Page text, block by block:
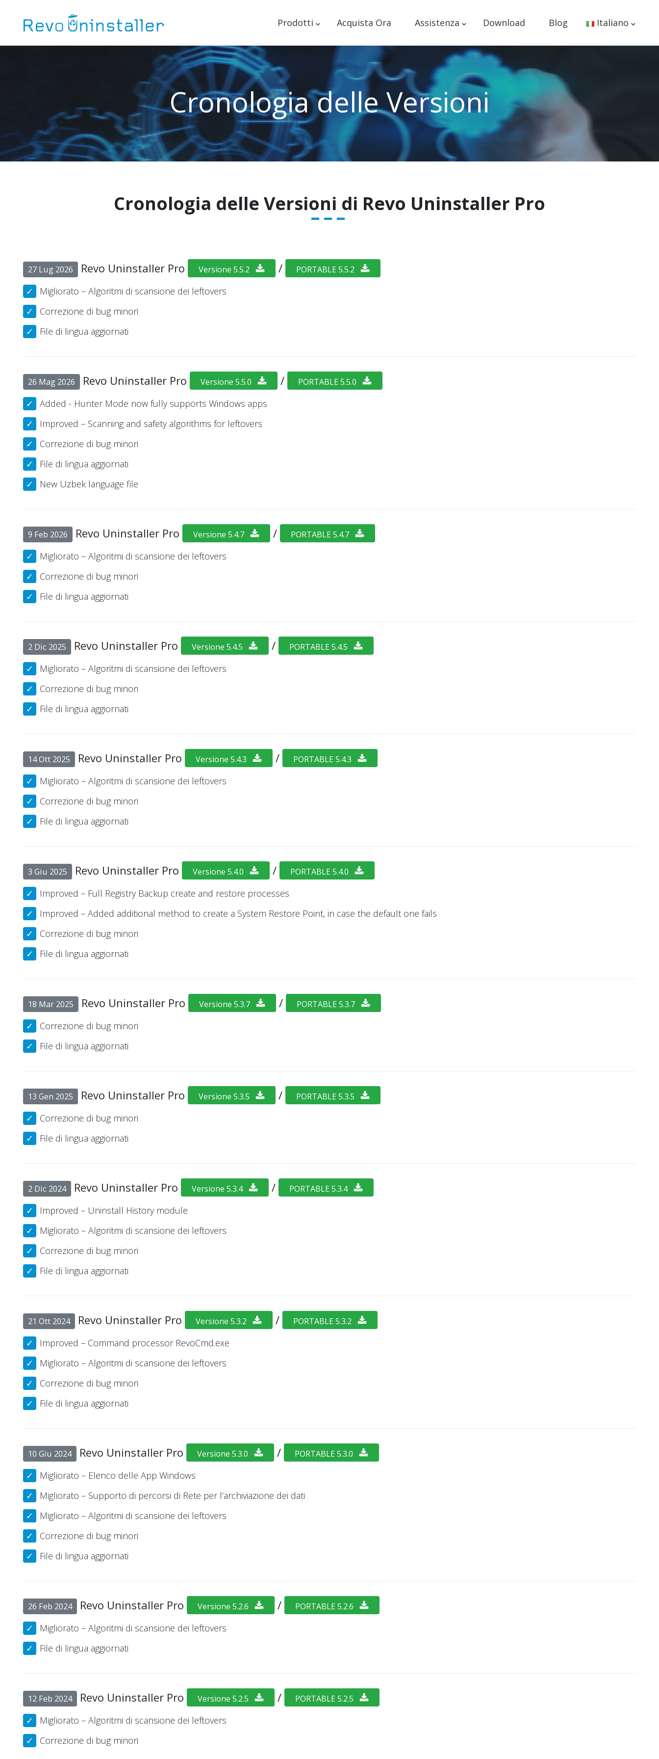
Prodotti Acquista Ora Assistenza Download Blog Italiano
Cronologia delle Versioni
Cronologia delle Versioni di Revo Uninstaller Pro
27 Lug 2026 Revo Uninstaller Pro Versione 5.5.2 / PORTABLE 5.5.2
Migliorato – Algoritmi di scansione dei leftovers
Correzione di bug minori
File di lingua aggiornati
26 Mag 2026 Revo Uninstaller Pro Versione 5.5.0 / PORTABLE 5.5.0
Added - Hunter Mode now fully supports Windows apps
Improved – Scanning and safety algorithms for leftovers
Correzione di bug minori
File di lingua aggiornati
New Uzbek language file
9 Feb 2026 Revo Uninstaller Pro Versione 5.4.7 / PORTABLE 5.4.7
Migliorato – Algoritmi di scansione dei leftovers
Correzione di bug minori
File di lingua aggiornati
2 Dic 2025 Revo Uninstaller Pro Versione 5.4.5 / PORTABLE 5.4.5
Migliorato – Algoritmi di scansione dei leftovers
Correzione di bug minori
File di lingua aggiornati
14 Ott 2025 Revo Uninstaller Pro Versione 5.4.3 / PORTABLE 5.4.3
Migliorato – Algoritmi di scansione dei leftovers
Correzione di bug minori
File di lingua aggiornati
3 Giu 2025 Revo Uninstaller Pro Versione 5.4.0 / PORTABLE 5.4.0
Improved – Full Registry Backup create and restore processes
Improved – Added additional method to create a System Restore Point, in case the default one fails
Correzione di bug minori
File di lingua aggiornati
18 Mar 2025 Revo Uninstaller Pro Versione 5.3.7 / PORTABLE 5.3.7
Correzione di bug minori
File di lingua aggiornati
13 Gen 2025 Revo Uninstaller Pro Versione 5.3.5 / PORTABLE 5.3.5
Correzione di bug minori
File di lingua aggiornati
2 Dic 2024 Revo Uninstaller Pro Versione 5.3.4 / PORTABLE 5.3.4
Improved – Uninstall History module
Migliorato – Algoritmi di scansione dei leftovers
Correzione di bug minori
File di lingua aggiornati
21 Ott 2024 Revo Uninstaller Pro Versione 5.3.2 / PORTABLE 5.3.2
Improved – Command processor RevoCmd.exe
Migliorato – Algoritmi di scansione dei leftovers
Correzione di bug minori
File di lingua aggiornati
10 Giu 2024 Revo Uninstaller Pro Versione 5.3.0 / PORTABLE 5.3.0
Migliorato – Elenco delle App Windows
Migliorato – Supporto di percorsi di Rete per l’archiviazione dei dati
Migliorato – Algoritmi di scansione dei leftovers
Correzione di bug minori
File di lingua aggiornati
26 Feb 2024 Revo Uninstaller Pro Versione 5.2.6 / PORTABLE 5.2.6
Migliorato – Algoritmi di scansione dei leftovers
File di lingua aggiornati
12 Feb 2024 Revo Uninstaller Pro Versione 5.2.5 / PORTABLE 5.2.5
Migliorato – Algoritmi di scansione dei leftovers
Correzione di bug minori